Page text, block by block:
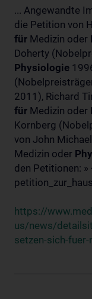
... Angewandte
die Petition von
für Medizin oder
Doherty
Physiologie
2011), Richard
für Medizin oder
Kornberg
von John
Medizin oder
den Petitionen:
https://
us/news/
setzen-sich-